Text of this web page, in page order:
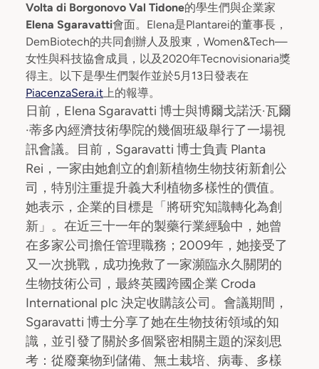
Volta di Borgonovo Val Tidone的學生們與企業家
Elena Sgaravatti會面。Elena是Plantarei的董事長，
DemBiotech的共同創辦人及股東，Women&Tech—
女性與科技協會成員，以及2020年Tecnovisionaria獎
得主。以下是學生們製作並於5月13日發表在
PiacenzaSera.it上的報導。
日前，Elena Sgaravatti 博士與博爾戈諾沃·瓦爾
·蒂多內經濟技術學院的幾個班級舉行了一場視
訊會議。目前，Sgaravatti 博士負責 Planta
Rei，一家由她創立的創新植物生物技術新創公
司，特別注重提升義大利植物多樣性的價值。
她表示，企業的目標是「將研究知識轉化為創
新」。在近三十一年的製藥行業經驗中，她曾
在多家公司擔任管理職務；2009年，她接受了
又一次挑戰，成功挽救了一家瀕臨永久關閉的
生物技術公司，最終英國跨國企業 Croda
International plc 決定收購該公司。會議期間，
Sgaravatti 博士分享了她在生物技術領域的知
識，並引發了關於多個緊密相關主題的深刻思
考：從廢棄物到儲備、無土栽培、病毒、多樣